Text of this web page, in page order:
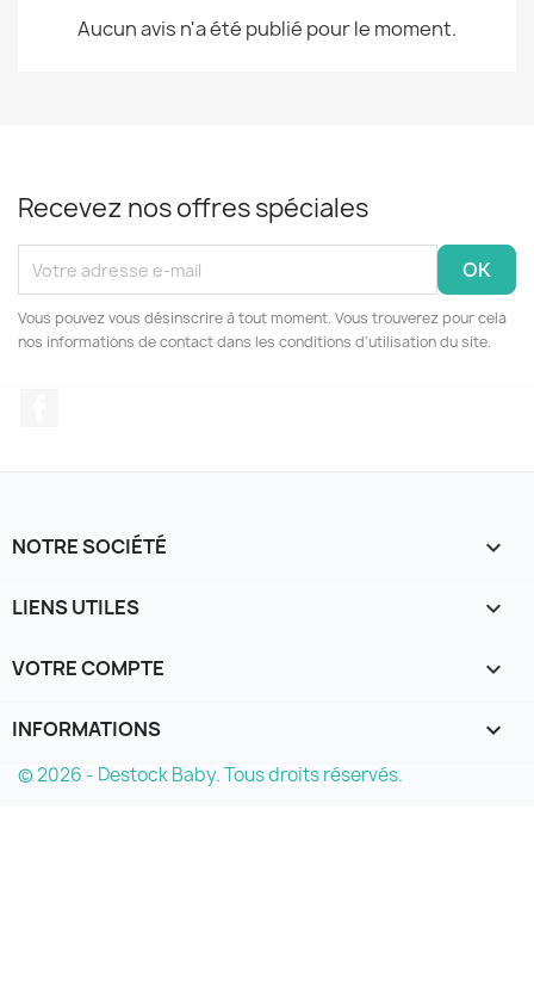
Aucun avis n'a été publié pour le moment.
Recevez nos offres spéciales
Vous pouvez vous désinscrire à tout moment. Vous trouverez pour cela
nos informations de contact dans les conditions d'utilisation du site.
NOTRE SOCIÉTÉ 
LIENS UTILES 
VOTRE COMPTE 
INFORMATIONS keyboard_arrow_down
© 2026 - Destock Baby. Tous droits réservés.